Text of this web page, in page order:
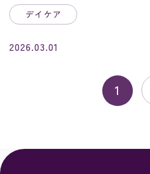
デイケア
2026.03.01
1